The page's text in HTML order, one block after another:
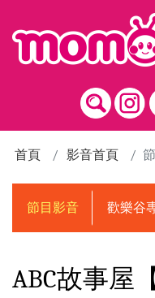
首頁 影音首頁
節目影音 歡樂谷
ABC故事屋